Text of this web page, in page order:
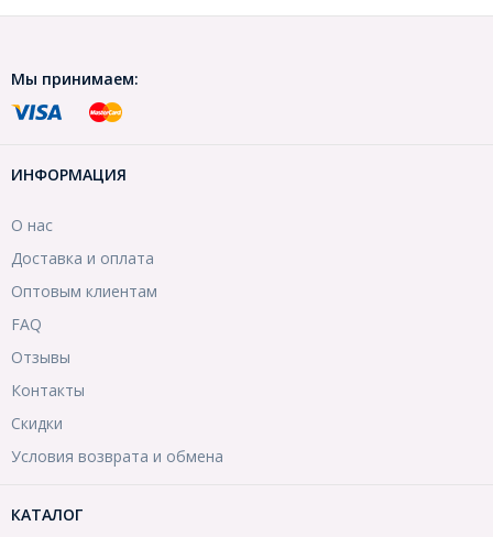
Мы принимаем:
ИНФОРМАЦИЯ
О нас
Доставка и оплата
Оптовым клиентам
FAQ
Отзывы
Контакты
Скидки
Условия возврата и обмена
КАТАЛОГ